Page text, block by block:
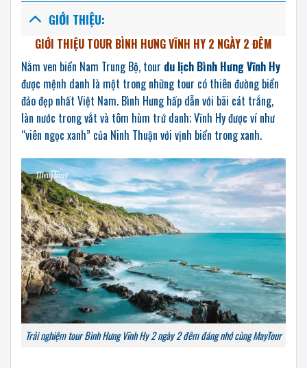
GIỚI THIỆU:
GIỚI THIỆU TOUR BÌNH HƯNG VĨNH HY 2 NGÀY 2 ĐÊM
Nằm ven biển Nam Trung Bộ, tour du lịch Bình Hưng Vĩnh Hy
được mệnh danh là một trong những tour có thiên đường biển
đảo đẹp nhất Việt Nam. Bình Hưng hấp dẫn với bãi cát trắng,
làn nước trong vắt và tôm hùm trứ danh; Vĩnh Hy được ví như
“viên ngọc xanh” của Ninh Thuận với vịnh biển trong xanh.
Trải nghiệm tour Bình Hưng Vĩnh Hy 2 ngày 2 đêm đáng nhớ cùng MayTour